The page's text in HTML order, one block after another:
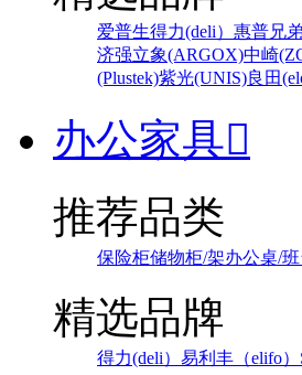
爱普生得力(deli） 惠普兄弟
济强立象(ARGOX)中崎
(Plustek)紫光(UNIS)良田
办公家具
推荐品类
保险柜储物柜/架办公桌/班
精选品牌
得力(deli） 易利丰（elifo）